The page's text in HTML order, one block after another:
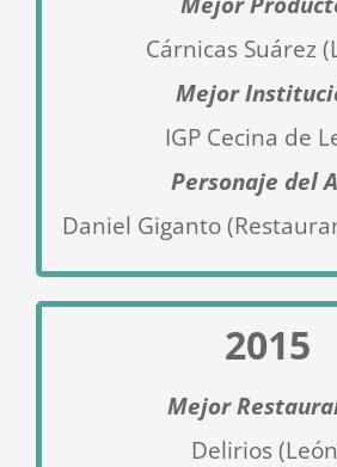
Cárnicas Suárez
Mejor
IGP Cecina de
Personaje del
Daniel Giganto
2015
Mejor
Delirios